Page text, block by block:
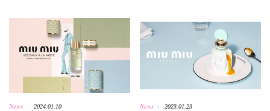
News | 2024.01.10 News | 2023.01.23